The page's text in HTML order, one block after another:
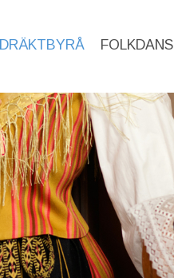
DRÄKTBYRÅ FOLKDANS